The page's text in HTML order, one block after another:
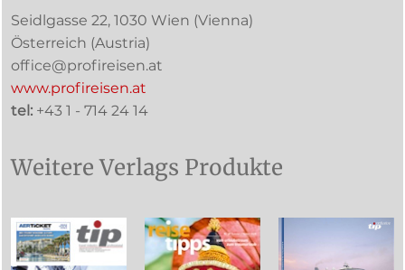
Seidlgasse 22, 1030 Wien (Vienna)
Österreich (Austria)
office@profireisen.at
www.profireisen.at
tel: +43 1 - 714 24 14
Weitere Verlags Produkte